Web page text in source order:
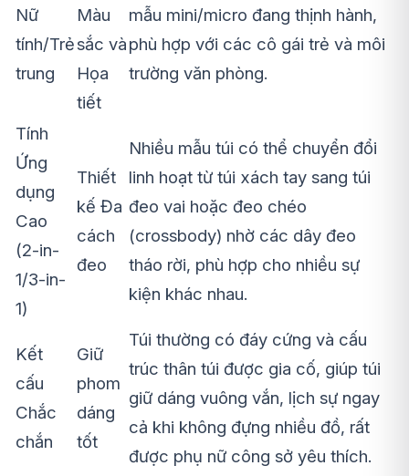
Nữ
tính/Trẻ
trung
Màu
sắc và
Họa
tiết
mẫu mini/micro đang thịnh hành,
phù hợp với các cô gái trẻ và môi
trường văn phòng.
Tính
Ứng
dụng
Cao
(2-in-
1/3-in-
1)
Thiết
kế Đa
cách
đeo
Nhiều mẫu túi có thể chuyển đổi
linh hoạt từ túi xách tay sang túi
đeo vai hoặc đeo chéo
(crossbody) nhờ các dây đeo
tháo rời, phù hợp cho nhiều sự
kiện khác nhau.
Kết
cấu
Chắc
chắn
Giữ
phom
dáng
tốt
Túi thường có đáy cứng và cấu
trúc thân túi được gia cố, giúp túi
giữ dáng vuông vắn, lịch sự ngay
cả khi không đựng nhiều đồ, rất
được phụ nữ công sở yêu thích.